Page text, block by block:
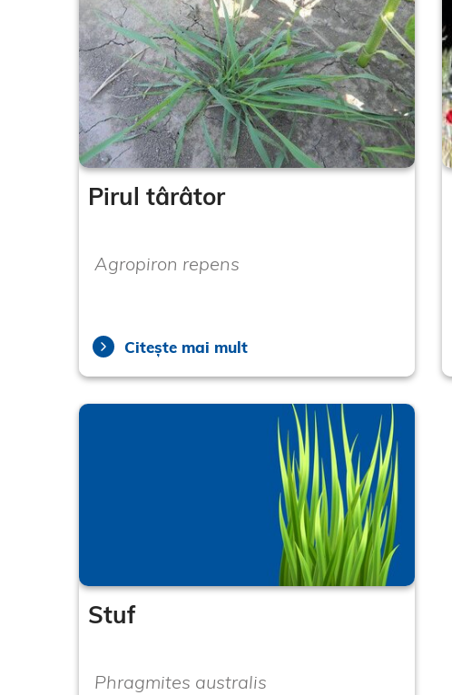
Pirul târâtor
Agropiron repens
Citește mai mult
Stuf
Phragmites australis